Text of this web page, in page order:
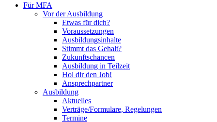
Für MFA
Vor der Ausbildung
Etwas für dich?
Voraussetzungen
Ausbildungsinhalte
Stimmt das Gehalt?
Zukunftschancen
Ausbildung in Teilzeit
Hol dir den Job!
Ansprechpartner
Ausbildung
Aktuelles
Verträge/Formulare, Regelungen
Termine